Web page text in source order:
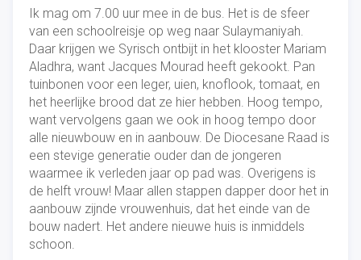
Ik mag om 7.00 uur mee in de bus. Het is de sfeer
van een schoolreisje op weg naar Sulaymaniyah.
Daar krijgen we Syrisch ontbijt in het klooster Mariam
Aladhra, want Jacques Mourad heeft gekookt. Pan
tuinbonen voor een leger, uien, knoflook, tomaat, en
het heerlijke brood dat ze hier hebben. Hoog tempo,
want vervolgens gaan we ook in hoog tempo door
alle nieuwbouw en in aanbouw. De Diocesane Raad is
een stevige generatie ouder dan de jongeren
waarmee ik verleden jaar op pad was. Overigens is
de helft vrouw! Maar allen stappen dapper door het in
aanbouw zijnde vrouwenhuis, dat het einde van de
bouw nadert. Het andere nieuwe huis is inmiddels
schoon.